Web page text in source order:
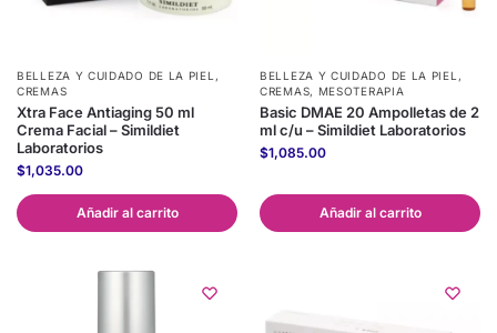
BELLEZA Y CUIDADO DE LA PIEL ,
CREMAS
Xtra Face Antiaging 50 ml
Crema Facial – Simildiet
Laboratorios
$1,035.00
Añadir al carrito
BELLEZA Y CUIDADO DE LA PIEL ,
CREMAS, MESOTERAPIA
Basic DMAE 20 Ampolletas de 2
ml c/u – Simildiet Laboratorios
$1,085.00
Añadir al carrito